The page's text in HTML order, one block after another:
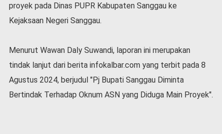
n
i
e
i
t
C
proyek pada Dinas PUPR Kabupaten Sanggau ke
Kejaksaan Negeri Sanggau.
Menurut Wawan Daly Suwandi, laporan ini merupakan
tindak lanjut dari berita infokalbar.com yang terbit pada 8
Agustus 2024, berjudul "Pj Bupati Sanggau Diminta
Bertindak Terhadap Oknum ASN yang Diduga Main Proyek".